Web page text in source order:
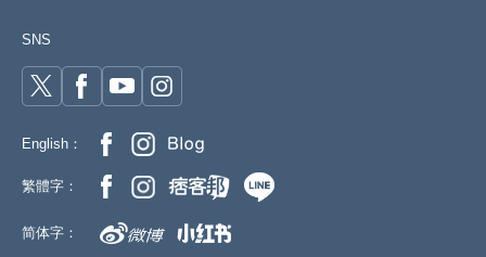
SNS
English：
繁體字：
简体字：